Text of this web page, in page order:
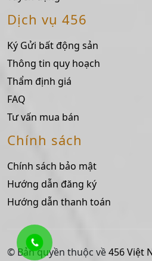
Dịch vụ 456
Ký Gửi bất động sản
Thông tin quy hoạch
Thẩm định giá
FAQ
Tư vấn mua bán
Chính sách
Chính sách bảo mật
Hướng dẫn đăng ký
Hướng dẫn thanh toán
© Bản quyền thuộc về456 Việt